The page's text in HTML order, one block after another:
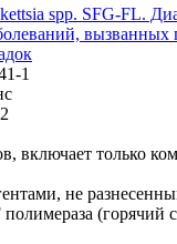
spp. SFG-FL.
1